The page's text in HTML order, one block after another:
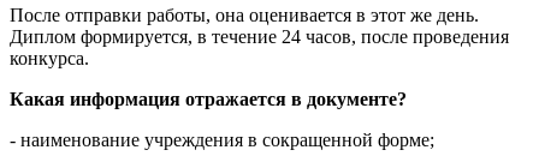
После отправки работы, она оценивается в этот же день.
Диплом формируется, в течение 24 часов, после проведения
конкурса.
Какая информация отражается в документе?
- наименование учреждения в сокращенной форме;